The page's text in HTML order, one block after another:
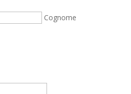
Cognome